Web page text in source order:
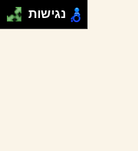
נגישות